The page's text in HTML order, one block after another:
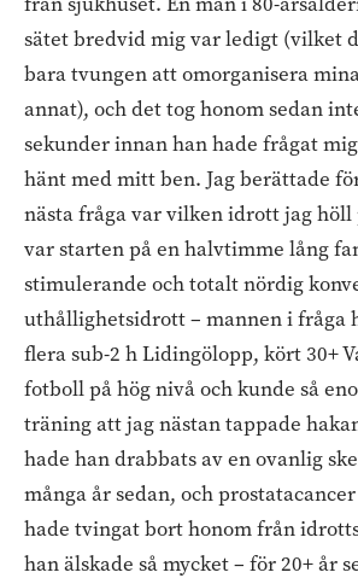
sätet bredvid mig var ledigt (vilket
bara tvungen att omorganisera
annat), och det tog honom sedan
sekunder innan han hade frågat
hänt med mitt ben. Jag berättade
nästa fråga var vilken idrott jag höll
var starten på en halvtimme lång
stimulerande och totalt nördig
uthållighetsidrott – mannen i fråga
flera sub-2 h Lidingölopp, kört 30+
fotboll på hög nivå och kunde så
träning att jag nästan tappade
hade han drabbats av en ovanlig
många år sedan, och
hade tvingat bort honom från
han älskade så mycket – för 20+ år